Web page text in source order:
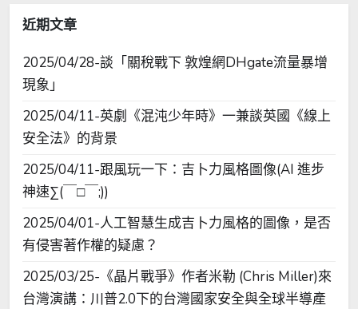
近期文章
2025/04/28-談「關稅戰下 敦煌網DHgate流量暴增
現象」
2025/04/11-英劇《混沌少年時》一兼談英國《線上
安全法》的背景
2025/04/11-跟風玩一下：吉卜力風格圖像(AI 進步
神速∑(￣□￣;))
2025/04/01-人工智慧生成吉卜力風格的圖像，是否
有侵害著作權的疑慮？
2025/03/25-《晶片戰爭》作者米勒 (Chris Miller)來
台灣演講：川普2.0下的台灣國家安全與全球半導產